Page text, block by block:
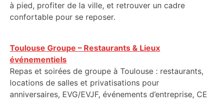
à pied, profiter de la ville, et retrouver un cadre
confortable pour se reposer.
Toulouse Groupe – Restaurants & Lieux
événementiels
Repas et soirées de groupe à Toulouse : restaurants,
locations de salles et privatisations pour
anniversaires, EVG/EVJF, événements d’entreprise, CE